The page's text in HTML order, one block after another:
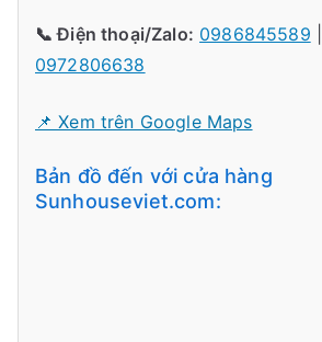
📞 Điện thoại/Zalo: 0986845589
0972806638
📌 Xem trên Google Maps
Bản đồ đến với cửa hàng
Sunhouseviet.com: